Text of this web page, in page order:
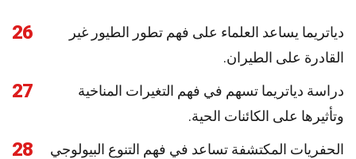
26
دياتريما يساعد العلماء على فهم تطور الطيور غير
القادرة على الطيران.
27
دراسة دياتريما تسهم في فهم التغيرات المناخية
وتأثيرها على الكائنات الحية.
28
الحفريات المكتشفة تساعد في فهم التنوع البيولوجي